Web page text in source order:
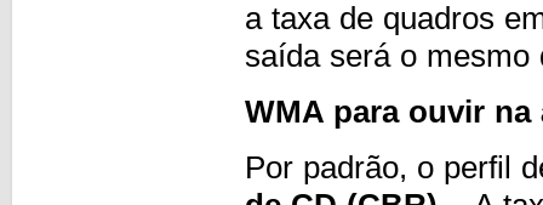
a taxa de quadros
saída será o
WMA para ouvir na
Por padrão, o perfil